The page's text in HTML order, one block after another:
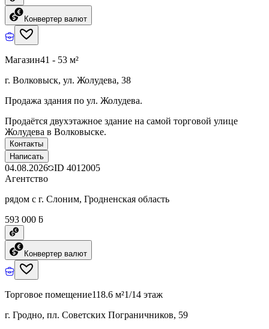
Конвертер валют
Магазин41 - 53 м²
г. Волковыск, ул. Жолудева, 38
Продажа здания по ул. Жолудева.
Продаётся двухэтажное здание на самой торговой улице
Жолудева в Волковыске.
Контакты
Написать
04.08.2026 ID 4012005
Агентство
рядом с г. Слоним, Гродненская область
593 000 ƃ
Конвертер валют
Торговое помещение118.6 м²1/14 этаж
г. Гродно, пл. Советских Пограничников, 59